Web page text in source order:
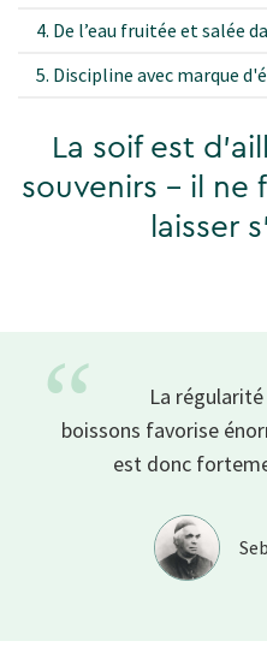
4. De l’eau fruitée et salée
5. Discipline avec marque
La soif est
souvenirs - il ne
laisser
“
La
boissons favorise
est donc